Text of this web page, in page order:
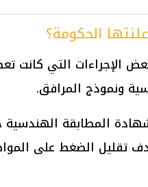
الحكومة؟
الإجراءات التي كانت
ونموذج المرافق.
المطابقة الهندسية
تقليل الضغط على